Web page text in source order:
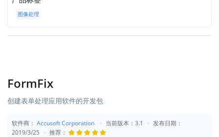
图像处理
FormFix
创建表单处理应用软件的开发包
软件商： Accusoft Corporation 当前版本：3.1
发布日期：
2019/3/25
推荐：